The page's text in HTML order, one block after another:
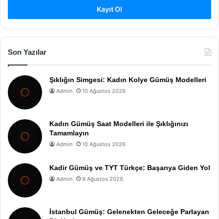
Kayıt Ol
Son Yazılar
Şıklığın Simgesi: Kadın Kolye Gümüş Modelleri
Admin 10 Ağustos 2026
Kadın Gümüş Saat Modelleri ile Şıklığınızı
Tamamlayın
Admin 10 Ağustos 2026
Kadir Gümüş ve TYT Türkçe: Başarıya Giden Yol
Admin 9 Ağustos 2026
İstanbul Gümüş: Gelenekten Geleceğe Parlayan